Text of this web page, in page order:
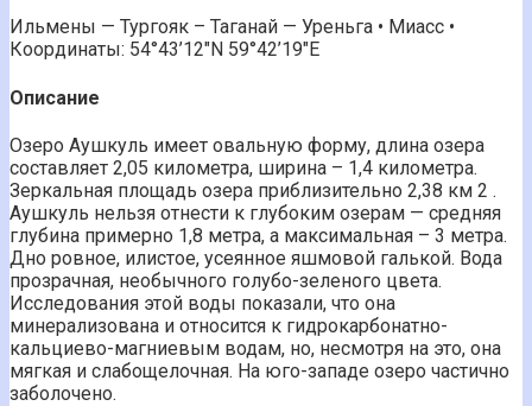
Ильмены — Тургояк – Таганай — Уреньга • Миасс •
Координаты: 54°43’12"N 59°42’19"E
Описание
Озеро Аушкуль имеет овальную форму, длина озера
составляет 2,05 километра, ширина – 1,4 километра.
Зеркальная площадь озера приблизительно 2,38 км 2 .
Аушкуль нельзя отнести к глубоким озерам — средняя
глубина примерно 1,8 метра, а максимальная – 3 метра.
Дно ровное, илистое, усеянное яшмовой галькой. Вода
прозрачная, необычного голубо-зеленого цвета.
Исследования этой воды показали, что она
минерализована и относится к гидрокарбонатно-
кальциево-магниевым водам, но, несмотря на это, она
мягкая и слабощелочная. На юго-западе озеро частично
заболочено.